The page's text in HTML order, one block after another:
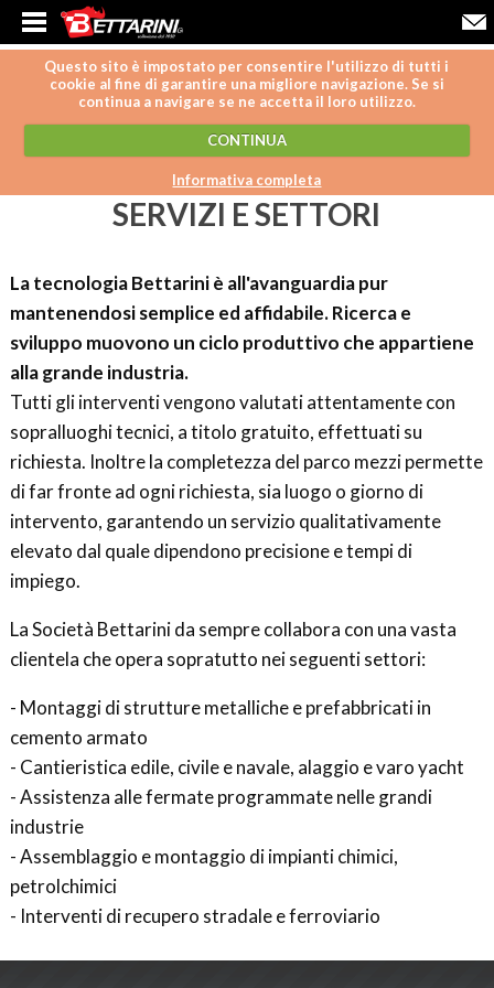
Questo sito è impostato per consentire l'utilizzo di tutti i
cookie al fine di garantire una migliore navigazione. Se si
continua a navigare se ne accetta il loro utilizzo.
CONTINUA
Informativa completa
SERVIZI E SETTORI
La tecnologia Bettarini è all'avanguardia pur
mantenendosi semplice ed affidabile. Ricerca e
sviluppo muovono un ciclo produttivo che appartiene
alla grande industria.
Tutti gli interventi vengono valutati attentamente con
sopralluoghi tecnici, a titolo gratuito, effettuati su
richiesta. Inoltre la completezza del parco mezzi permette
di far fronte ad ogni richiesta, sia luogo o giorno di
intervento, garantendo un servizio qualitativamente
elevato dal quale dipendono precisione e tempi di
impiego.
La Società Bettarini da sempre collabora con una vasta
clientela che opera sopratutto nei seguenti settori:
- Montaggi di strutture metalliche e prefabbricati in
cemento armato
- Cantieristica edile, civile e navale, alaggio e varo yacht
- Assistenza alle fermate programmate nelle grandi
industrie
- Assemblaggio e montaggio di impianti chimici,
petrolchimici
- Interventi di recupero stradale e ferroviario